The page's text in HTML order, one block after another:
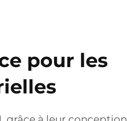
pour les